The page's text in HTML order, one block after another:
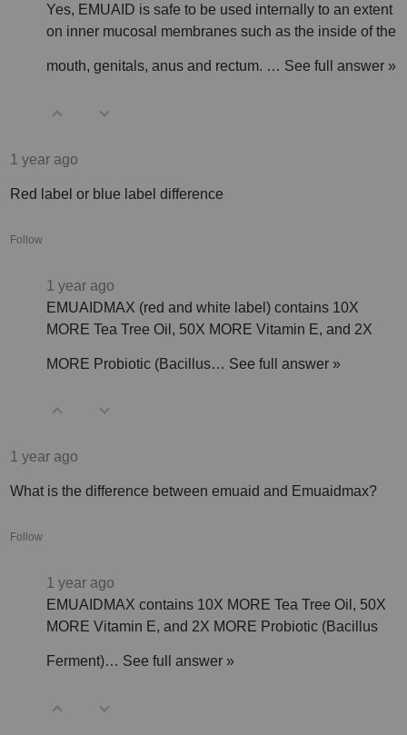
Yes, EMUAID is safe to be used internally to an extent
on inner mucosal membranes such as the inside of the
mouth, genitals, anus and rectum. … See full answer »
1 year ago
Red label or blue label difference
Follow
1 year ago
EMUAIDMAX (red and white label) contains 10X
MORE Tea Tree Oil, 50X MORE Vitamin E, and 2X
MORE Probiotic (Bacillus… See full answer »
1 year ago
What is the difference between emuaid and Emuaidmax?
Follow
1 year ago
EMUAIDMAX contains 10X MORE Tea Tree Oil, 50X
MORE Vitamin E, and 2X MORE Probiotic (Bacillus
Ferment)… See full answer »